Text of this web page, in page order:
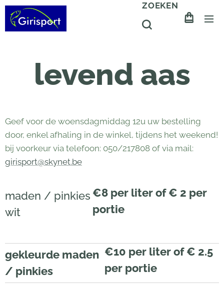
ZOEKEN
levend aas
Geef voor de woensdagmiddag 12u uw bestelling
door, enkel afhaling in de winkel, tijdens het weekend!
bij voorkeur via telefoon: 050/217808 of via mail:
girisport@skynet.be
maden / pinkies
wit
€8 per liter of € 2 per
portie
gekleurde maden
/ pinkies
€10 per liter of € 2.5
per portie